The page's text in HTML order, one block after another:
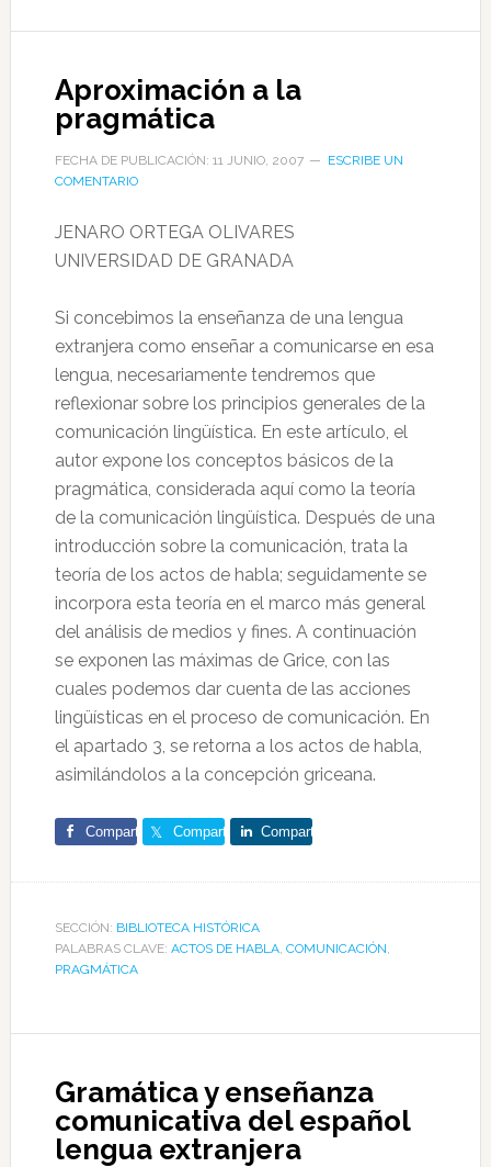
Aproximación a la
pragmática
FECHA DE PUBLICACIÓN: 11 JUNIO, 2007
ESCRIBE UN
COMENTARIO
JENARO ORTEGA OLIVARES
UNIVERSIDAD DE GRANADA
Si concebimos la enseñanza de una lengua
extranjera como enseñar a comunicarse en esa
lengua, necesariamente tendremos que
reflexionar sobre los principios generales de la
comunicación lingüística. En este artículo, el
autor expone los conceptos básicos de la
pragmática, considerada aquí como la teoría
de la comunicación lingüística. Después de una
introducción sobre la comunicación, trata la
teoría de los actos de habla; seguidamente se
incorpora esta teoría en el marco más general
del análisis de medios y fines. A continuación
se exponen las máximas de Grice, con las
cuales podemos dar cuenta de las acciones
lingüísticas en el proceso de comunicación. En
el apartado 3, se retorna a los actos de habla,
asimilándolos a la concepción griceana.
Comparte Comparte Comparte
SECCIÓN: BIBLIOTECA HISTÓRICA
PALABRAS CLAVE: ACTOS DE HABLA, COMUNICACIÓN,
PRAGMÁTICA
Gramática y enseñanza
comunicativa del español
lengua extranjera